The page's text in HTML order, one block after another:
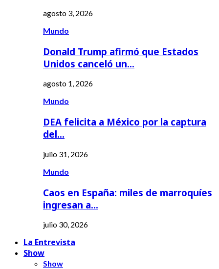
agosto 3, 2026
Mundo
Donald Trump afirmó que Estados
Unidos canceló un…
agosto 1, 2026
Mundo
DEA felicita a México por la captura
del…
julio 31, 2026
Mundo
Caos en España: miles de marroquíes
ingresan a…
julio 30, 2026
La Entrevista
Show
Show